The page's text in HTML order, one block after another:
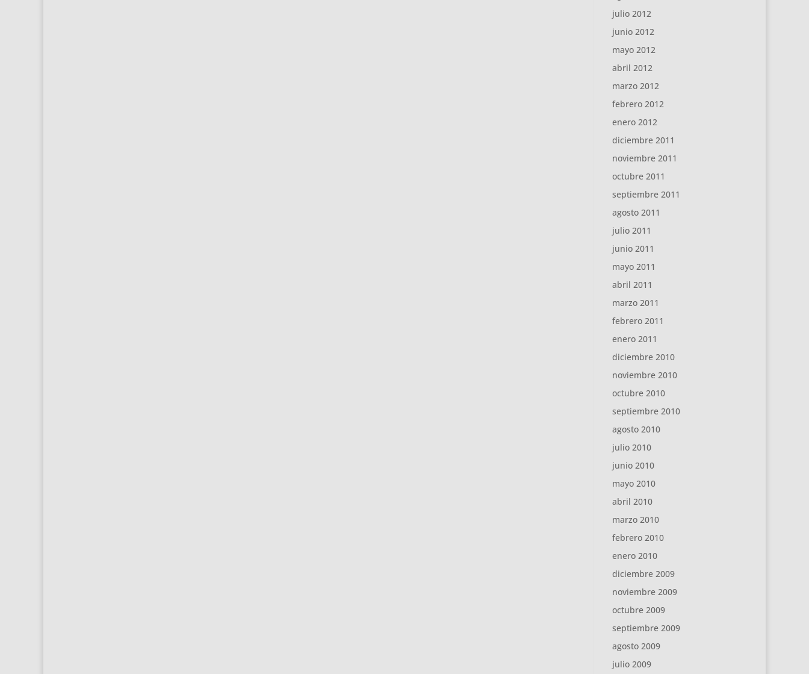
julio 2012
junio 2012
mayo 2012
abril 2012
marzo 2012
febrero 2012
enero 2012
diciembre 2011
noviembre 2011
octubre 2011
septiembre 2011
agosto 2011
julio 2011
junio 2011
mayo 2011
abril 2011
marzo 2011
febrero 2011
enero 2011
diciembre 2010
noviembre 2010
octubre 2010
septiembre 2010
agosto 2010
julio 2010
junio 2010
mayo 2010
abril 2010
marzo 2010
febrero 2010
enero 2010
diciembre 2009
noviembre 2009
octubre 2009
septiembre 2009
agosto 2009
julio 2009